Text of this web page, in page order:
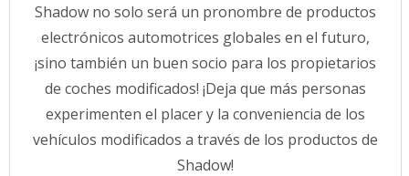
Shadow no solo será un pronombre de productos
electrónicos automotrices globales en el futuro,
¡sino también un buen socio para los propietarios
de coches modificados! ¡Deja que más personas
experimenten el placer y la conveniencia de los
vehículos modificados a través de los productos de
Shadow!